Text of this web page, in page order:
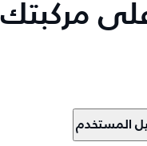
مركبتك
المستخدم